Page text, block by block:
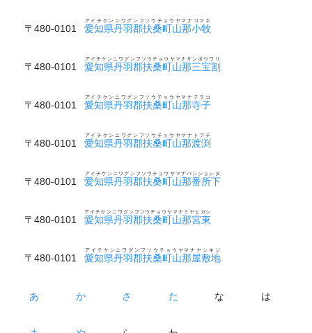
〒480-0101 愛知県丹羽郡扶桑町山那小牧
アイチケンニワグンフソウチョウヤマナコマキ
〒480-0101 愛知県丹羽郡扶桑町山那三宝割
アイチケンニワグンフソウチョウヤマナサンボウワリ
〒480-0101 愛知県丹羽郡扶桑町山那寺子
アイチケンニワグンフソウチョウヤマナテラコ
〒480-0101 愛知県丹羽郡扶桑町山那渡渕
アイチケンニワグンフソウチョウヤマナトブチ
〒480-0101 愛知県丹羽郡扶桑町山那番所下
アイチケンニワグンフソウチョウヤマナバンショシタ
〒480-0101 愛知県丹羽郡扶桑町山那宮東
アイチケンニワグンフソウチョウヤマナミヤヒガシ
〒480-0101 愛知県丹羽郡扶桑町山那屋敷地
アイチケンニワグンフソウチョウヤマナヤシキジ
あ か さ た な は